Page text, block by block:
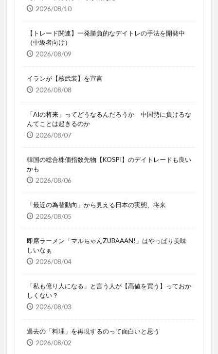
2026/08/10
【トレード関連】一発勝負的なデイトレの手法を開発中
（中級者向け）
2026/08/09
イランが【核武装】を宣言
2026/08/08
「AIの将来」ってどうなるんだろうか 中国勢に負けるな
んてことは起きるのか
2026/08/07
韓国の総合株価指数先物【KOSPI】のデイトレードも良い
かも
2026/08/06
「最近の為替動向」から見える日本の実態、将来
2026/08/05
即席ラーメン「マルちゃんZUBAAAN!」はやっぱり美味
しいなぁ
2026/08/04
「私も億り人になる」と言う人が【高値を買う】っておか
しくない？
2026/08/03
過去の「料理」を再現するのって面白いと思う
2026/08/02